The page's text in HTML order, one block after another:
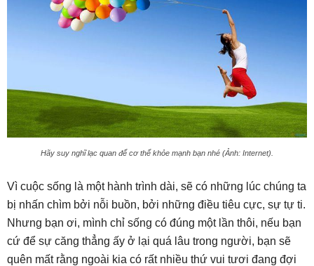
Hãy suy nghĩ lạc quan để cơ thể khỏe mạnh bạn nhé (Ảnh: Internet).
Vì cuộc sống là một hành trình dài, sẽ có những lúc chúng ta
bị nhấn chìm bởi nỗi buồn, bởi những điều tiêu cực, sự tự ti.
Nhưng bạn ơi, mình chỉ sống có đúng một lần thôi, nếu bạn
cứ để sự căng thẳng ấy ở lại quá lâu trong người, bạn sẽ
quên mất rằng ngoài kia có rất nhiều thứ vui tươi đang đợi